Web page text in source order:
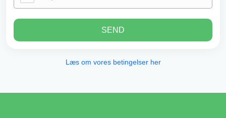
SEND
Læs om vores betingelser her